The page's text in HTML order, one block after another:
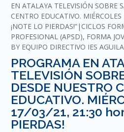
EN ATALAYA TELEVISIÓN SOBRE
CENTRO EDUCATIVO.
¡NOTE LO PIERDAS!” CICLOS
PROFESIONAL (APSD), FORMA
BY EQUIPO DIRECTIVO IES
PROGRAMA EN
TELEVISIÓN
DESDE NUESTRO
EDUCATIVO.
17/03/21, 21:30
PIERDAS!